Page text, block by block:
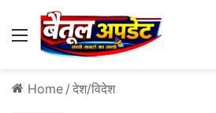
Menu
Home / देश/विदेश